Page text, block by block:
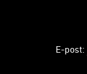
E-post: